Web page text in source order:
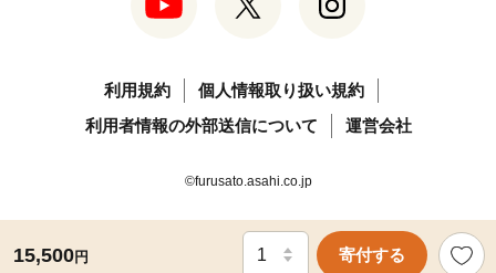
15,500円 寄付する
利用規約
個人情報取り扱い規約
利用者情報の外部送信について
運営会社
©furusato.asahi.co.jp